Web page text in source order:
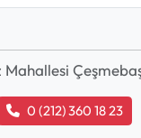
0 (212) 360 18 23